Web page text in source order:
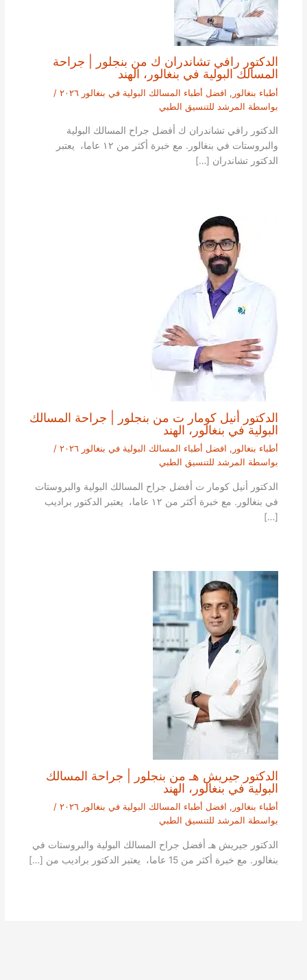
الدكتور رافي تشاندران ك من بنجلور | جراحة
المسالك البولية في بنغالور، الهند
أطباء بنغالور , افضل أطباء المسالك البولية في بنغالور ٢٠٢٦
/
بواسطة المرشد للتنسيق الطبي
الدكتور رافي تشاندران ك أفضل جراح المسالك البولية
والبروستات في بنغالور. مع خبرة أكثر من ١٢ عاما، يعتبر
الدكتور تشاندران […]
الدكتور أنيل كومار ت من بنجلور | جراحة المسالك
البولية في بنغالور، الهند
أطباء بنغالور , افضل أطباء المسالك البولية في بنغالور ٢٠٢٦
/
بواسطة المرشد للتنسيق الطبي
الدكتور أنيل كومار ت أفضل جراح المسالك البولية والبروستات
في بنغالور. مع خبرة أكثر من ١٢ عاما، يعتبر الدكتور براديب
[…]
الدكتور جيريش هـ من بنجلور | جراحة المسالك
البولية في بنغالور، الهند
أطباء بنغالور , افضل أطباء المسالك البولية في بنغالور ٢٠٢٦
/
بواسطة المرشد للتنسيق الطبي
الدكتور جيريش هـ أفضل جراح المسالك البولية والبروستات في
بنغالور. مع خبرة أكثر من 15 عاما، يعتبر الدكتور براديب من […]